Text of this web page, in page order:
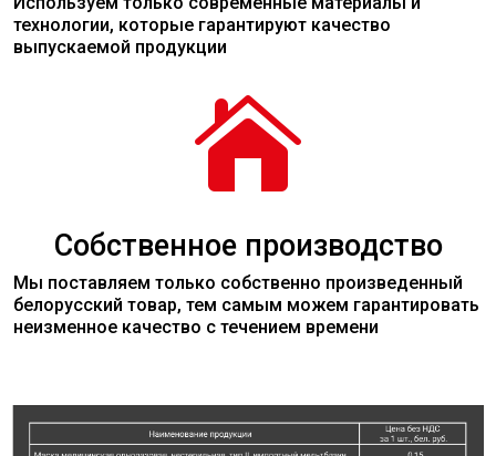
технологии, которые гарантируют качество
выпускаемой продукции

Собственное производство
Мы поставляем только собственно произведенный
белорусский товар, тем самым можем гарантировать
неизменное качество с течением времени